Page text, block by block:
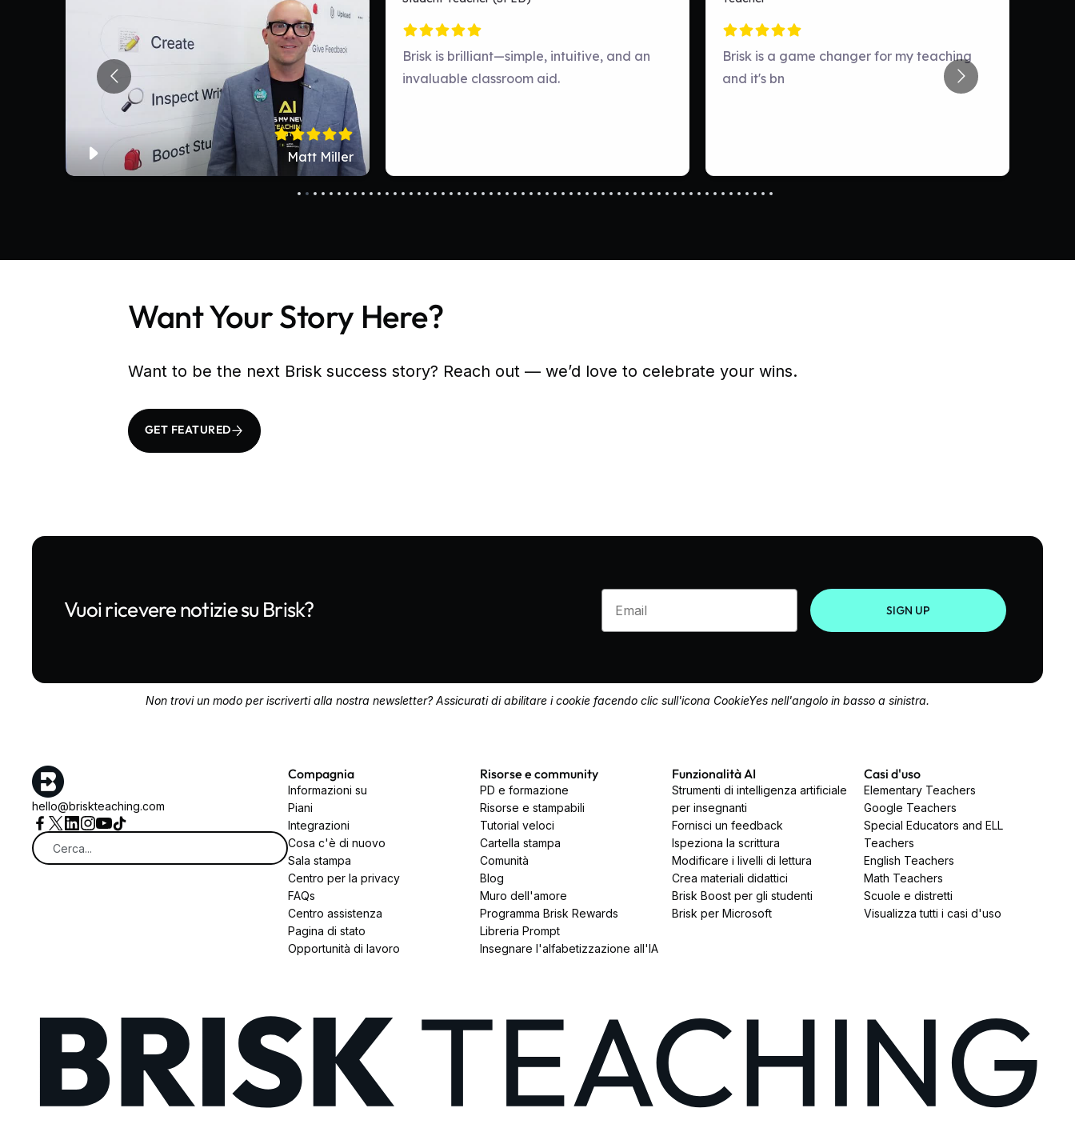
Want Your Story Here?
Want to be the next Brisk success story? Reach out — we’d love to celebrate your wins.
GET FEATURED
Vuoi ricevere notizie su Brisk?
Enter your email
SIGN UP
Non trovi un modo per iscriverti alla nostra newsletter? Assicurati di abilitare i cookie facendo clic sull'icona CookieYes nell'angolo in basso a sinistra.
hello@briskteaching.com
Compagnia
Informazioni su
Piani
Integrazioni
Cosa c'è di nuovo
Sala stampa
Centro per la privacy
FAQs
Centro assistenza
Pagina di stato
Opportunità di lavoro
Risorse e community
PD e formazione
Risorse e stampabili
Tutorial veloci
Cartella stampa
Comunità
Blog
Muro dell'amore
Programma Brisk Rewards
Libreria Prompt
Insegnare l'alfabetizzazione all'IA
Funzionalità AI
Strumenti di intelligenza artificiale
per insegnanti
Fornisci un feedback
Ispeziona la scrittura
Modificare i livelli di lettura
Crea materiali didattici
Brisk Boost per gli studenti
Brisk per Microsoft
Casi d'uso
Elementary Teachers
Google Teachers
Special Educators and ELL
Teachers
English Teachers
Math Teachers
Scuole e distretti
Visualizza tutti i casi d'uso